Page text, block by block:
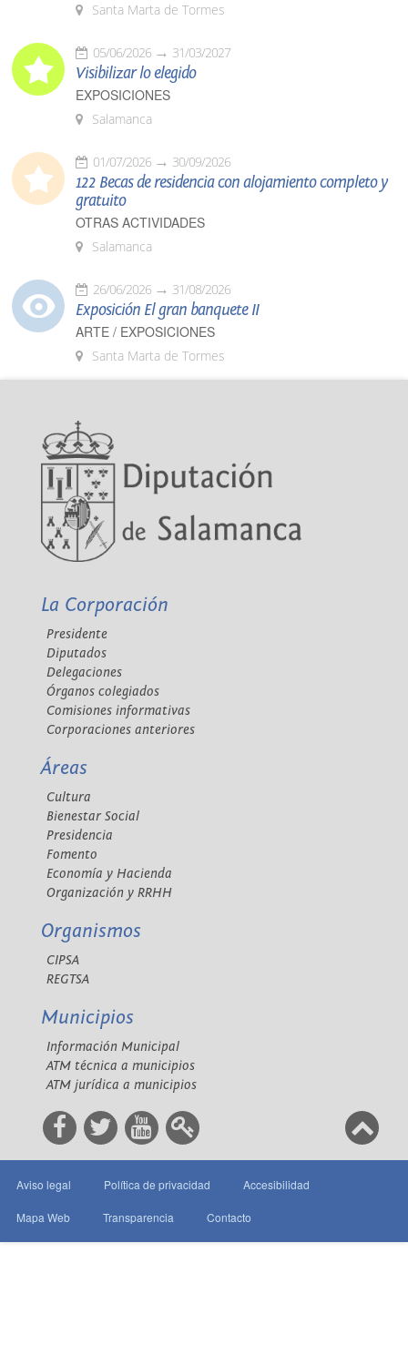
Santa Marta de Tormes
05/06/2026 31/03/2027
Visibilizar lo elegido
EXPOSICIONES
Salamanca
01/07/2026 30/09/2026
122 Becas de residencia con alojamiento completo y
gratuito
OTRAS ACTIVIDADES
Salamanca
26/06/2026 31/08/2026
Exposición El gran banquete II
ARTE / EXPOSICIONES
Santa Marta de Tormes
La Corporación
Presidente
Diputados
Delegaciones
Órganos colegiados
Comisiones informativas
Corporaciones anteriores
Áreas
Cultura
Bienestar Social
Presidencia
Fomento
Economía y Hacienda
Organización y RRHH
Organismos
CIPSA
REGTSA
Municipios
Información Municipal
ATM técnica a municipios
ATM jurídica a municipios
Aviso legal Política de privacidad Accesibilidad
Mapa Web Transparencia Contacto